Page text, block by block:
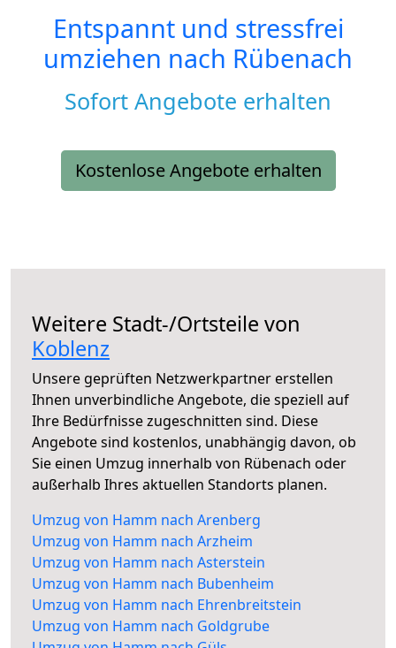
Entspannt und stressfrei
umziehen nach Rübenach
Sofort Angebote erhalten
Kostenlose Angebote erhalten
Weitere Stadt-/Ortsteile von
Koblenz
Unsere geprüften Netzwerkpartner erstellen
Ihnen unverbindliche Angebote, die speziell auf
Ihre Bedürfnisse zugeschnitten sind. Diese
Angebote sind kostenlos, unabhängig davon, ob
Sie einen Umzug innerhalb von Rübenach oder
außerhalb Ihres aktuellen Standorts planen.
Umzug von Hamm nach Arenberg
Umzug von Hamm nach Arzheim
Umzug von Hamm nach Asterstein
Umzug von Hamm nach Bubenheim
Umzug von Hamm nach Ehrenbreitstein
Umzug von Hamm nach Goldgrube